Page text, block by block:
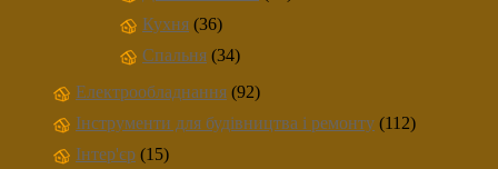
Кухня (36)
Спальня (34)
Електрообладнання (92)
Інструменти для будівництва і ремонту (112)
Інтер'єр (15)